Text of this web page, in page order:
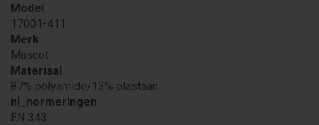
Model
17001-411
Merk
Mascot
Materiaal
87% polyamide/13% elastaan
nl_normeringen
EN 343